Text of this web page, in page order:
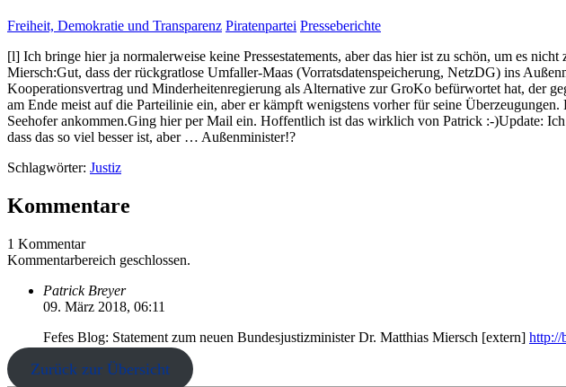
Freiheit, Demokratie und Transparenz Piratenpartei Presseberichte
[l] Ich bringe hier ja normalerweise keine Pressestatements, aber das hier ist zu schön, um es
Miersch:Gut, dass der rückgratlose Umfaller-Maas (Vorratsdatenspeicherung, NetzDG) ins
Kooperationsvertrag und Minderheitenregierung als Alternative zur GroKo befürwortet hat, der
am Ende meist auf die Parteilinie ein, aber er kämpft wenigstens vorher für seine
Seehofer ankommen.Ging hier per Mail ein. Hoffentlich ist das wirklich von Patrick :-)Update:
dass das so viel besser ist, aber … Außenminister!?
Schlagwörter: Justiz
Kommentare
1 Kommentar
Kommentarbereich geschlossen.
Patrick Breyer
09. März 2018, 06:11
Fefes Blog: Statement zum neuen Bundesjustizminister Dr. Matthias Miersch [extern] http://
Zurück zur Übersicht